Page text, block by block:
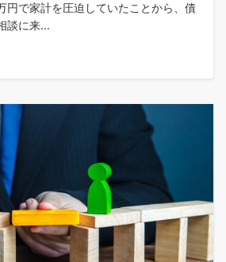
円で家計を圧迫していたことから、債
談に来...